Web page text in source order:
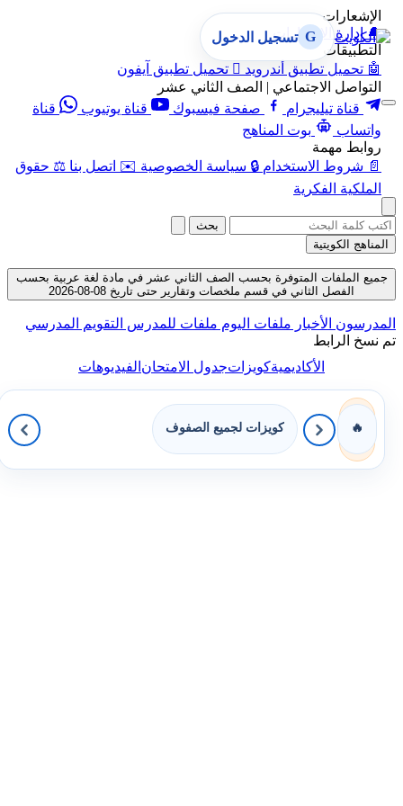
الإشعارات
🔔 إدارة الإشعارات
التطبيقات
🤖 تحميل تطبيق أندرويد  تحميل تطبيق آيفون
التواصل الاجتماعي | الصف الثاني عشر
قناة تيليجرام
صفحة فيسبوك قناة يوتيوب
قناة
واتساب
بوت المناهج
روابط مهمة
📄 شروط الاستخدام 🔒 سياسة الخصوصية ✉️ اتصل بنا ⚖️ حقوق
الملكية الفكرية
G تسجيل الدخول
بحث
المناهج الكويتية
جميع الملفات المتوفرة بحسب الصف الثاني عشر في مادة لغة عربية بحسب
الفصل الثاني في قسم ملخصات وتقارير حتى تاريخ 08-08-2026
المدرسون الأخبار ملفات اليوم ملفات للمدرس التقويم المدرسي
تم نسخ الرابط
الأكاديميةكويزاتجدول الامتحانالفيديوهات
🔥 كويزات لجميع الصفوف